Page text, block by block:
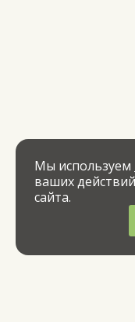
Мы используем
ваших
сайта.